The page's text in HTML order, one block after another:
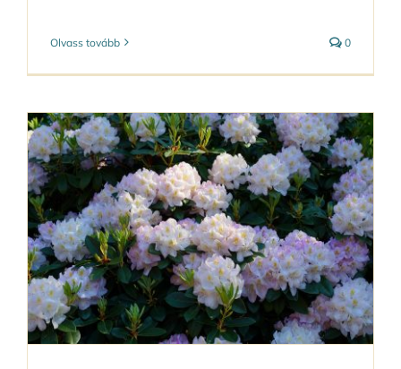
Olvass tovább 0